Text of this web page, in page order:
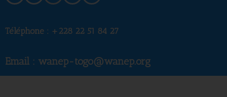
Téléphone : +228 22 51 84 27
Email : wanep-togo@wanep.org